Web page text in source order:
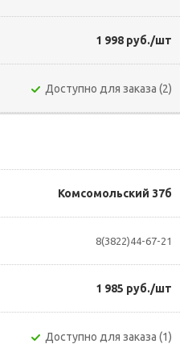
1 998 руб./шт
Доступно для заказа (2)
Комсомольский 37б
8(3822)44-67-21
1 985 руб./шт
Доступно для заказа (1)